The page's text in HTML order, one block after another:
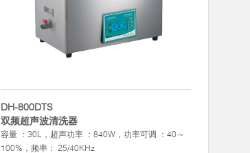
DH-800DTS
双频超声波清洗器
容量 ：30L，超声功率 ：840W，功率可调 ：40～
100%，频率： 25/40KHz